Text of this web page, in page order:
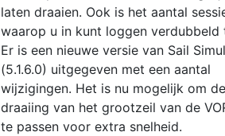
laten draaien. Ook is het aantal
waarop u in kunt loggen verdubbeld
Er is een nieuwe versie van Sail
(5.1.6.0) uitgegeven met een aantal
wijzigingen. Het is nu mogelijk om de
draaiing van het grootzeil van de
te passen voor extra snelheid.